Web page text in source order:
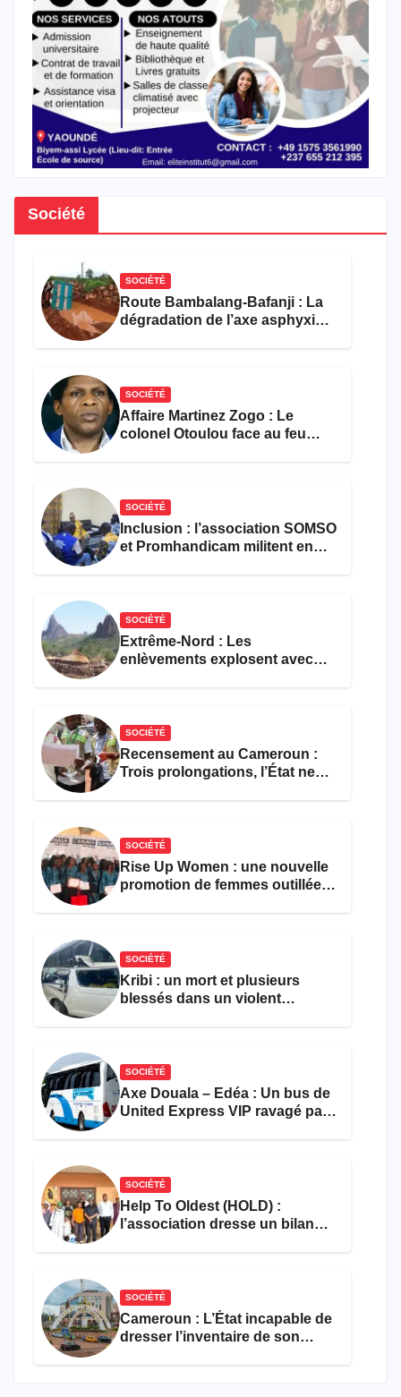
Société
SOCIÉTÉ
Route Bambalang-Bafanji : La
dégradation de l’axe asphyxie
SOCIÉTÉ
Affaire Martinez Zogo : Le
colonel Otoulou face au feu
SOCIÉTÉ
Inclusion : l’association SOMSO
et Promhandicam militent en
SOCIÉTÉ
Extrême-Nord : Les
enlèvements explosent avec
SOCIÉTÉ
Recensement au Cameroun :
Trois prolongations, l’État ne
SOCIÉTÉ
Rise Up Women : une nouvelle
promotion de femmes outillées
SOCIÉTÉ
Kribi : un mort et plusieurs
blessés dans un violent
SOCIÉTÉ
Axe Douala – Edéa : Un bus de
United Express VIP ravagé par
SOCIÉTÉ
Help To Oldest (HOLD) :
l’association dresse un bilan
SOCIÉTÉ
Cameroun : L’État incapable de
dresser l’inventaire de son